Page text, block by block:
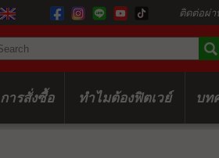
ติดต่อผ่า
การสั่งซื้อ ทำไมต้องฟิตเวย์ บท